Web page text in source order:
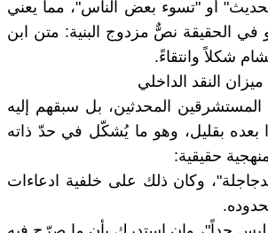
أو "تسوء بعض الناس"، مما يعني
في الحقيقة نصٌّ مزدوج البنية: متن ابن
شكلاً وانتقاءً.
النقد الداخلي
المحدثين، بل سبقهم إليه
بعده بقليل، وهو ما يُشكّل في حدّ ذاته
حقيقية:
وكان ذلك على خلفية ادعاءات